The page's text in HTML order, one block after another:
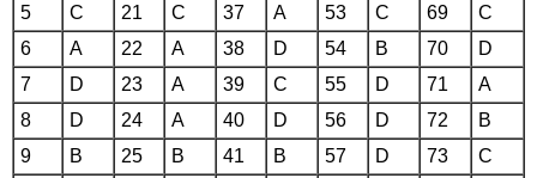
5
C 21 C 37 A 53 C 69
C
6
A 22 A 38 D 54 B 70
D
7
D 23 A 39 C 55 D 71
A
8
D 24 A 40 D 56 D 72
B
9
B 25 B 41 B 57 D 73
C